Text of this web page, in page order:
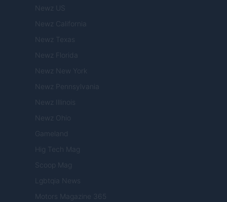
Newz US
Newz California
Newz Texas
Newz Florida
Newz New York
Newz Pennsylvania
Newz Illinois
Newz Ohio
Gameland
Hig Tech Mag
Scoop Mag
Lgbtqia News
Motors Magazine 365